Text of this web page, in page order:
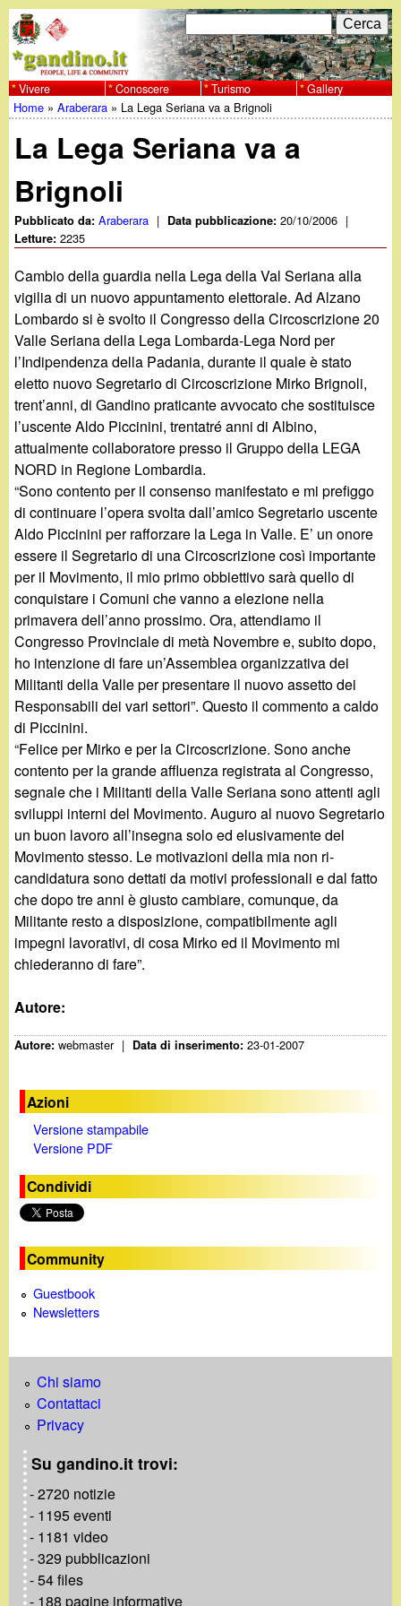
al
contenuto
principale
w
w
w
.
g
a
n
d
i
n
o
.
i
t
F
o
r
m
i
r
i
c
e
r
c
a
C
e
r
c
a
Vivere Conoscere Turismo Gallery
Tu
sei
qui
Home »Araberara » La Lega Seriana va a Brignoli
La Lega Seriana va a
Brignoli
Pubblicato da:Araberara | Data pubblicazione:20/10/2006 |
Letture:2235
Cambio della guardia nella Lega della Val Seriana alla
vigilia di un nuovo appuntamento elettorale. Ad Alzano
Lombardo si è svolto il Congresso della Circoscrizione 20
Valle Seriana della Lega Lombarda-Lega Nord per
l’Indipendenza della Padania, durante il quale è stato
eletto nuovo Segretario di Circoscrizione Mirko Brignoli,
trent’anni, di Gandino praticante avvocato che sostituisce
l’uscente Aldo Piccinini, trentatré anni di Albino,
attualmente collaboratore presso il Gruppo della LEGA
NORD in Regione Lombardia.
“Sono contento per il consenso manifestato e mi prefiggo
di continuare l’opera svolta dall’amico Segretario uscente
Aldo Piccinini per rafforzare la Lega in Valle. E’ un onore
essere il Segretario di una Circoscrizione così importante
per il Movimento, il mio primo obbiettivo sarà quello di
conquistare i Comuni che vanno a elezione nella
primavera dell’anno prossimo. Ora, attendiamo il
Congresso Provinciale di metà Novembre e, subito dopo,
ho intenzione di fare un’Assemblea organizzativa dei
Militanti della Valle per presentare il nuovo assetto dei
Responsabili dei vari settori”. Questo il commento a caldo
di Piccinini.
“Felice per Mirko e per la Circoscrizione. Sono anche
contento per la grande affluenza registrata al Congresso,
segnale che i Militanti della Valle Seriana sono attenti agli
sviluppi interni del Movimento. Auguro al nuovo Segretario
un buon lavoro all’insegna solo ed elusivamente del
Movimento stesso. Le motivazioni della mia non ri-
candidatura sono dettati da motivi professionali e dal fatto
che dopo tre anni è giusto cambiare, comunque, da
Militante resto a disposizione, compatibilmente agli
impegni lavorativi, di cosa Mirko ed il Movimento mi
chiederanno di fare”.
Autore:
Autore:webmaster | Data di inserimento:23-01-2007
Azioni
Versione stampabile
Versione PDF
Condividi
Community
Guestbook
Newsletters
Chi siamo
Contattaci
Privacy
Su gandino.it trovi:
- 2720 notizie
- 1195 eventi
- 1181 video
- 329 pubblicazioni
- 54 files
- 188 pagine informative